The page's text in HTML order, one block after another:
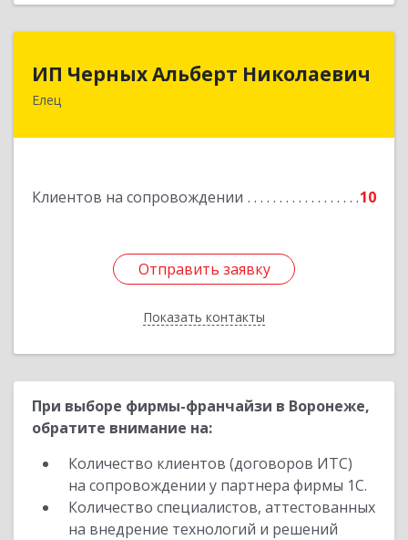
ИП Черных Альберт Николаевич
Елец
Клиентов на сопровождении 10
Отправить заявку
Показать контакты
ИП Черных Альберт Николаевич
399771, Липецкая обл, Елец г, Н.Гусевой ул, 56А
Отправить заявку
Назад
При выборе фирмы-франчайзи в Воронеже,
обратите внимание на:
Количество клиентов (договоров ИТС)
на сопровождении у партнера фирмы 1С.
Количество специалистов, аттестованных
на внедрение технологий и решений